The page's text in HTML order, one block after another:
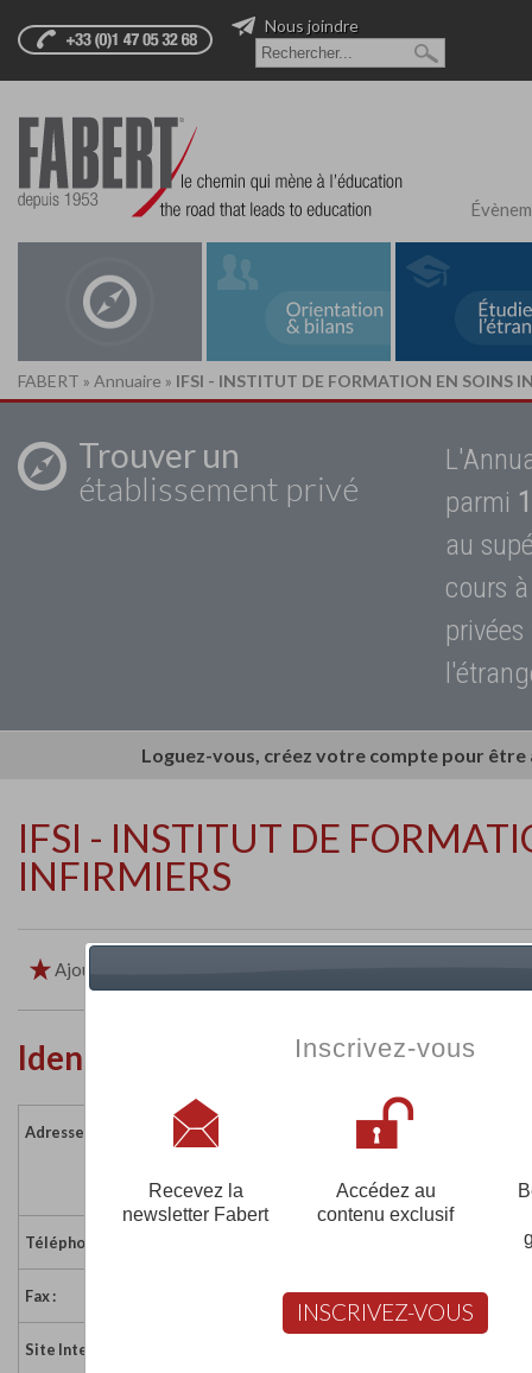
Nous joindre
FABERT » Annuaire » IFSI - INSTITUT DE FORMATION EN SOINS
Trouver un
établissement privé
parmi
au
cours
Loguez-vous, créez votre compte pour
IFSI - INSTITUT DE
INFIRMIERS
Ajouter aux favoris
Identité de l'établissement
Adresse :
56 ter avenue du Général Sarrail
Téléphone :
Fax : 03 26 68 48 66
Site Internet :
Inscrivez-vous
Recevez la
newsletter Fabert
Accédez au
contenu exclusif
INSCRIVEZ-VOUS